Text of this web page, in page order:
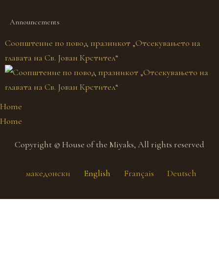
Announcements
Соопштение по повод празникот „Отсекувањето на
главата на Св. Јован Крстител“
Home
Home
Copyright © House of the Miyaks, All rights reserved
македонски English Français Deutsch